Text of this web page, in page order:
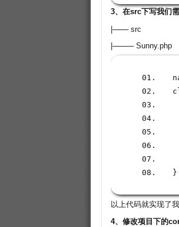
3、在src下写我们
|─── src
|──── Sunny.php
}
以上代码就实现了
4、修改项目下的